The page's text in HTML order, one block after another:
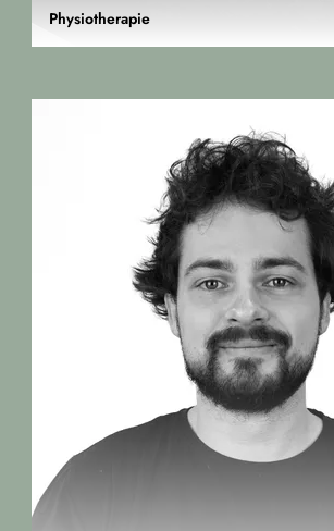
Physiotherapie